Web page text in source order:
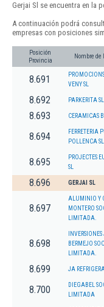
Gerjai Sl se encuentra en la
A continuación podrá
empresas con posiciones
Posición
Provincia
Nombre de
8.691
VENY SL
8.692 PARKERITA SL
8.693 CERAMICAS
8.694
FERRETERIA
POLLENCA SL
8.695
PROJECTES
SL
8.696 GERJAI SL
8.697
ALUMINIO Y
MONTERO
LIMITADA.
8.698
BERMEJO
LIMITADA.
8.699 JA
8.700
DIEGABEL
LIMITADA